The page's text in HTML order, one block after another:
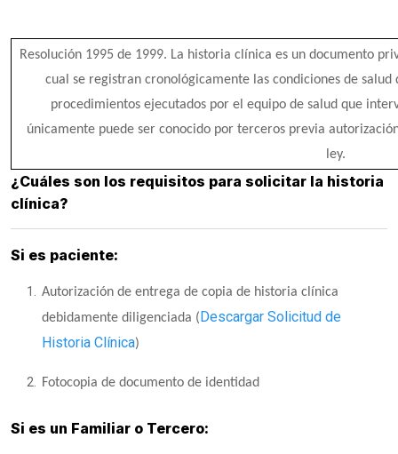
Resolución 1995 de 1999. La historia clínica es un documento
cual se registran cronológicamente las condiciones de
procedimientos ejecutados por el equipo de salud que
únicamente puede ser conocido por terceros previa
ley.
¿Cuáles son los requisitos para solicitar la historia
clínica?
Si es paciente:
Autorización de entrega de copia de historia clínica
debidamente diligenciada (Descargar Solicitud de
Historia Clínica)
Fotocopia de documento de identidad
Si es un Familiar o Tercero: